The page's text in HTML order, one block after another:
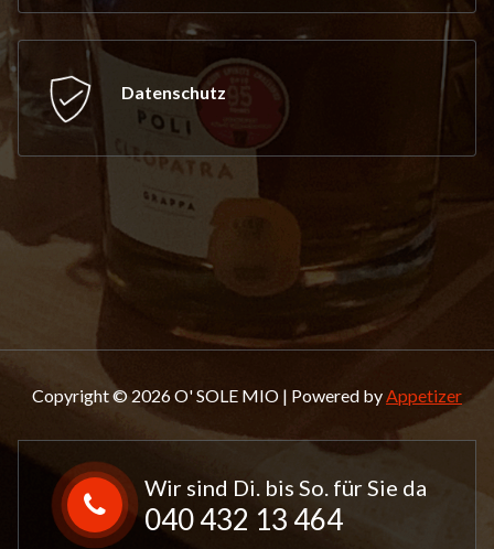
Datenschutz
Copyright © 2026 O' SOLE MIO | Powered by Appetizer
Wir sind Di. bis So. für Sie da
040 432 13 464